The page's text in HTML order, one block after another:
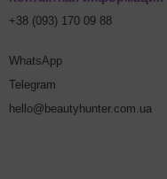
+38 (093) 170 09 88
WhatsApp
Telegram
hello@beautyhunter.com.ua